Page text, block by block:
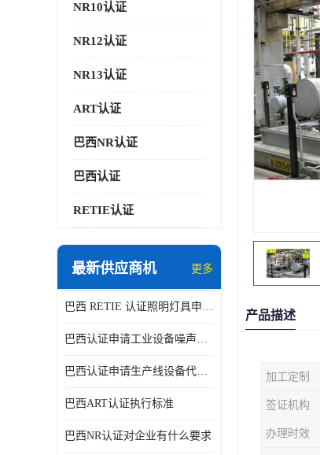
NR10认证
NR12认证
NR13认证
ART认证
巴西NR认证
巴西认证
RETIE认证
最新供应商机 更多
巴西 RETIE 认证照明灯具申请 RETIE 认证
巴西认证申请工业设备噪声控制认证规范
巴西认证申请生产线设备代理机构选择
巴西ART认证执行标准
巴西NR认证对企业有什么要求
产品描述
加工定制
签证机构
办理时效